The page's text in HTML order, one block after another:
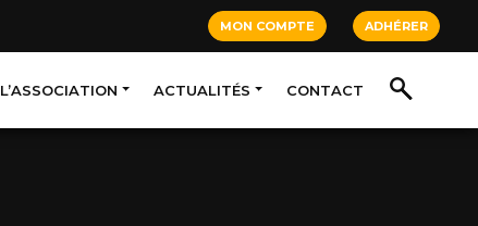
MON COMPTE ADHÉRER
L’ASSOCIATION ACTUALITÉS CONTACT